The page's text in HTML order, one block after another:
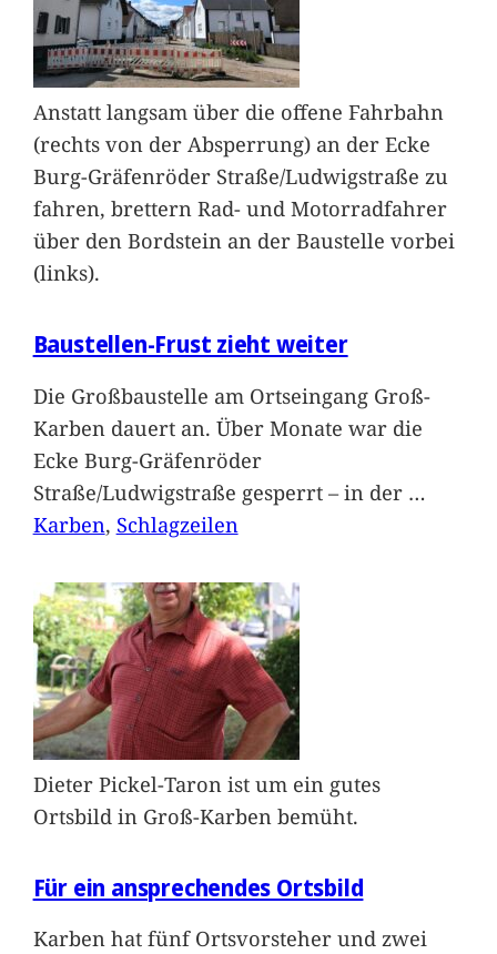
Anstatt langsam über die offene Fahrbahn
(rechts von der Absperrung) an der Ecke
Burg-Gräfenröder Straße/Ludwigstraße zu
fahren, brettern Rad- und Motorradfahrer
über den Bordstein an der Baustelle vorbei
(links).
Baustellen-Frust zieht weiter
Die Großbaustelle am Ortseingang Groß-
Karben dauert an. Über Monate war die
Ecke Burg-Gräfenröder
Straße/Ludwigstraße gesperrt – in der …
Karben, Schlagzeilen
Dieter Pickel-Taron ist um ein gutes
Ortsbild in Groß-Karben bemüht.
Für ein ansprechendes Ortsbild
Karben hat fünf Ortsvorsteher und zwei